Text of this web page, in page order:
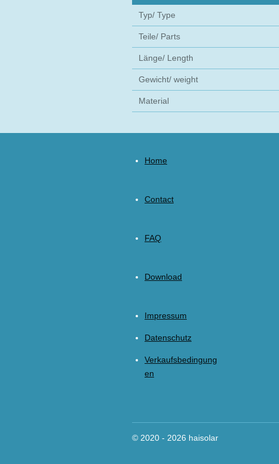
Typ/ Type
Teile/ Parts
Länge/ Length
Gewicht/ weight
Material
Home
Contact
FAQ
Download
Impressum
Datenschutz
Verkaufsbedingung
en
© 2020 - 2026 haisolar